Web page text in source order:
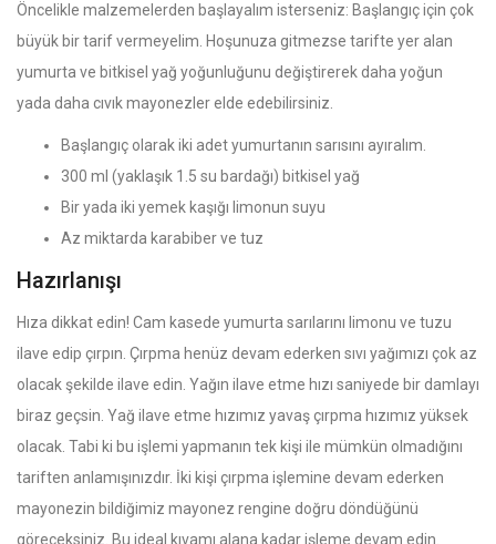
Öncelikle malzemelerden başlayalım isterseniz: Başlangıç için çok
büyük bir tarif vermeyelim. Hoşunuza gitmezse tarifte yer alan
yumurta ve bitkisel yağ yoğunluğunu değiştirerek daha yoğun
yada daha cıvık mayonezler elde edebilirsiniz.
Başlangıç olarak iki adet yumurtanın sarısını ayıralım.
300 ml (yaklaşık 1.5 su bardağı) bitkisel yağ
Bir yada iki yemek kaşığı limonun suyu
Az miktarda karabiber ve tuz
Hazırlanışı
Hıza dikkat edin! Cam kasede yumurta sarılarını limonu ve tuzu
ilave edip çırpın. Çırpma henüz devam ederken sıvı yağımızı çok az
olacak şekilde ilave edin. Yağın ilave etme hızı saniyede bir damlayı
biraz geçsin. Yağ ilave etme hızımız yavaş çırpma hızımız yüksek
olacak. Tabi ki bu işlemi yapmanın tek kişi ile mümkün olmadığını
tariften anlamışınızdır. İki kişi çırpma işlemine devam ederken
mayonezin bildiğimiz mayonez rengine doğru döndüğünü
göreceksiniz. Bu ideal kıvamı alana kadar işleme devam edin.